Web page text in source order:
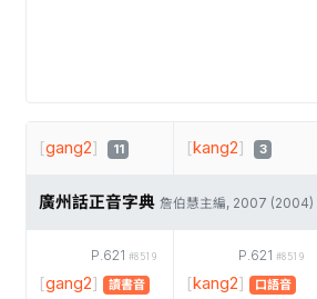
[gang2] 11 [kang2] 3
廣州話正音字典 詹伯慧主編, 2007 (2004)
P.621 #8519
[gang2] 讀書音
P.621 #8519
[kang2] 口語音